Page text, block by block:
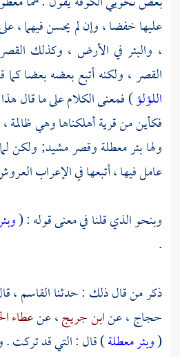
عليها خفضا ، وإن لم يحسن فيهما ،
، والبئر في الأرض ، وكذلك
القصر ، ولكنه أتبع بعضه بعضا
اللؤلؤ) فمعنى الكلام على ما قال
فكأين من قرية أهلكناها وهي
ولها بئر معطلة وقصر مشيد; ولكن
عامل فيها ، أتبعها في الإعراب
وبنحو الذي قلنا في معنى قوله : (
.
ذكر من قال ذلك : حدثناالقاسم،
حجاج، عنابن جريج، عنعطاء
(وبئر معطلة) قال : التي قد تركت .